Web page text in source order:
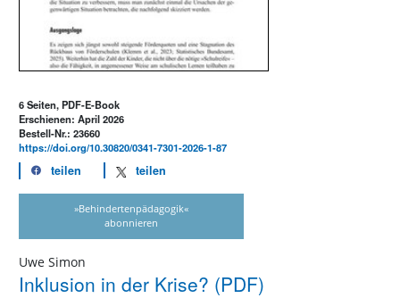
6 Seiten, PDF-E-Book
Erschienen: April 2026
Bestell-Nr.: 23660
https://doi.org/10.30820/0341-7301-2026-1-87
teilen teilen
»Behindertenpädagogik«
abonnieren
Uwe Simon
Inklusion in der Krise? (PDF)